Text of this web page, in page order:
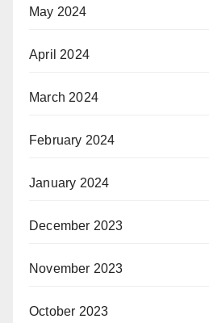
May 2024
April 2024
March 2024
February 2024
January 2024
December 2023
November 2023
October 2023